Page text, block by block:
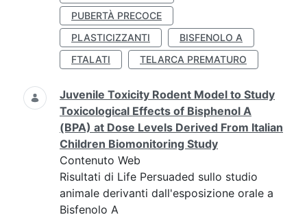
PUBERTÀ PRECOCE
PLASTICIZZANTI
BISFENOLO A
FTALATI
TELARCA PREMATURO
Juvenile Toxicity Rodent Model to Study
Toxicological Effects of Bisphenol A
(BPA) at Dose Levels Derived From Italian
Children Biomonitoring Study
Contenuto Web
Risultati di Life Persuaded sullo studio
animale derivanti dall'esposizione orale a
Bisfenolo A